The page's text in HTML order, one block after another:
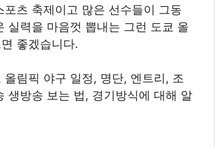
포츠 축제이고 많은 선수들이 그동
실력을 마음껏 뽑내는 그런 도쿄 올
좋겠습니다.
올림픽 야구 일정, 명단, 엔트리, 조
생방송 보는 법, 경기방식에 대해 알